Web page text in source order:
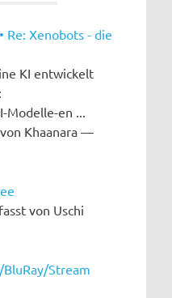
Re: Xenobots - die
KI entwickelt
en ...
Khaanara —
von Uschi
BluRay/Stream